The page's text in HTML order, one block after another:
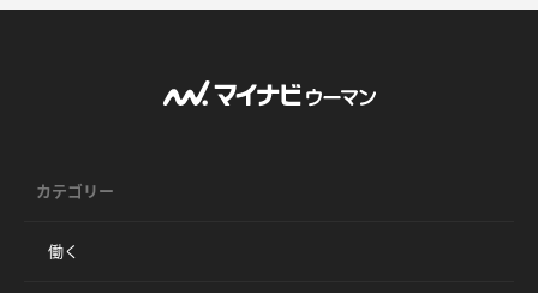
カテゴリー
働く